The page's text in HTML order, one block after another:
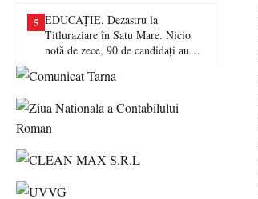
5 EDUCAȚIE. Dezastru la
Titluraziare în Satu Mare. Nicio
notă de zece, 90 de candidați au